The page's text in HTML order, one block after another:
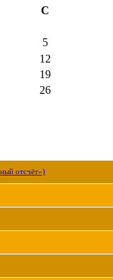
С
5
12
19
26
отсчёт»)